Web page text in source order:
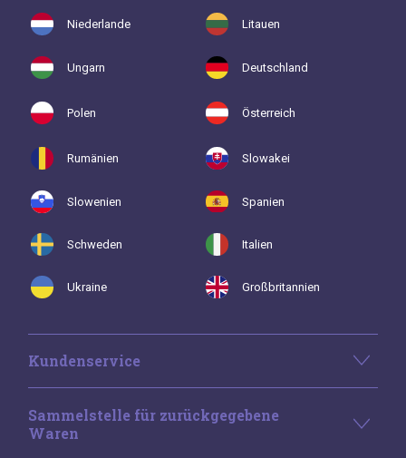
Niederlande Litauen
Ungarn Deutschland
Polen Österreich
Rumänien Slowakei
Slowenien Spanien
Schweden Italien
Ukraine Großbritannien
Kundenservice
Sammelstelle für zurückgegebene
Waren